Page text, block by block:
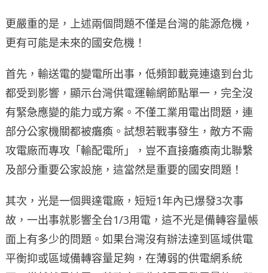
更嚴重的是，上述兩個問題不僅是台灣的能源危機，
更有可能是未來的國安危機！
首先，輸送電的變電所出事，低頻卸載竟連遠到台北
都受到影響，顯示台灣供電運輸網節點單一，完全沒
有緊急應變的能力或方案。不僅工業用電出問題，連
部分公家機關都被癱瘓。試想若戰事發生，敵方不需
攻電廠而專攻「輸配電所」，豈不直接癱瘓南北聯繫
及部分重要公家設施，這當然是重要的國安問題！
其次，光是一個興達電廠，短短1年內已爆發3次事
故，一出事就影響全台1/3用電，這不光是備轉容量帳
面上有多少的問題。如果台灣沒有辦法達到區域供電
平衡抑或區域備轉容量足夠，在薄弱的供電網系統